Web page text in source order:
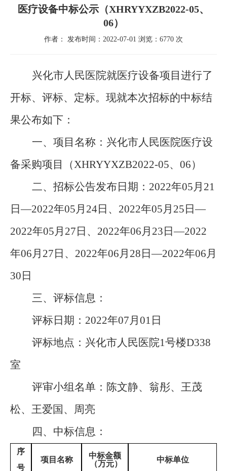
医疗设备中标公示（XHRYYXZB2022-05、
06）
作者： 发布时间：2022-07-01 浏览：6770 次
兴化市人民医院就医疗设备项目进行了
开标、评标、定标。现就本次招标的中标结
果公布如下：
一、项目名称：兴化市人民医院医疗设
备采购项目（XHRYYXZB2022-05、 06）
二、招标公告发布日期： 2022年05月 21
日—2022年05月 24日 、 2022年05月 25 日—
2022年05月 27 日、 2022年06月 23 日—2022
年06月 27 日、 2022年06月 28 日—2022年06月
30 日
三、评标信息：
评标日期： 2022年07月 01 日
评标地点：兴化市人民医院1号楼D338
室
评审小组名单： 陈文静、翁彤、王茂
松、王爱国、周亮
四、 中标信息：
序
号
项目名称
中标金额
（万元）
中标单位